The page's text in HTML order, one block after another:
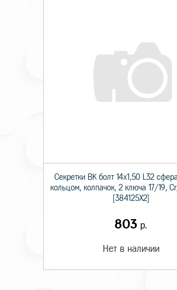
Секретки BK болт 14х1,50 L32
кольцом, колпачок, 2 ключа 17/19,
[384125X2]
803 р.
Нет в наличии